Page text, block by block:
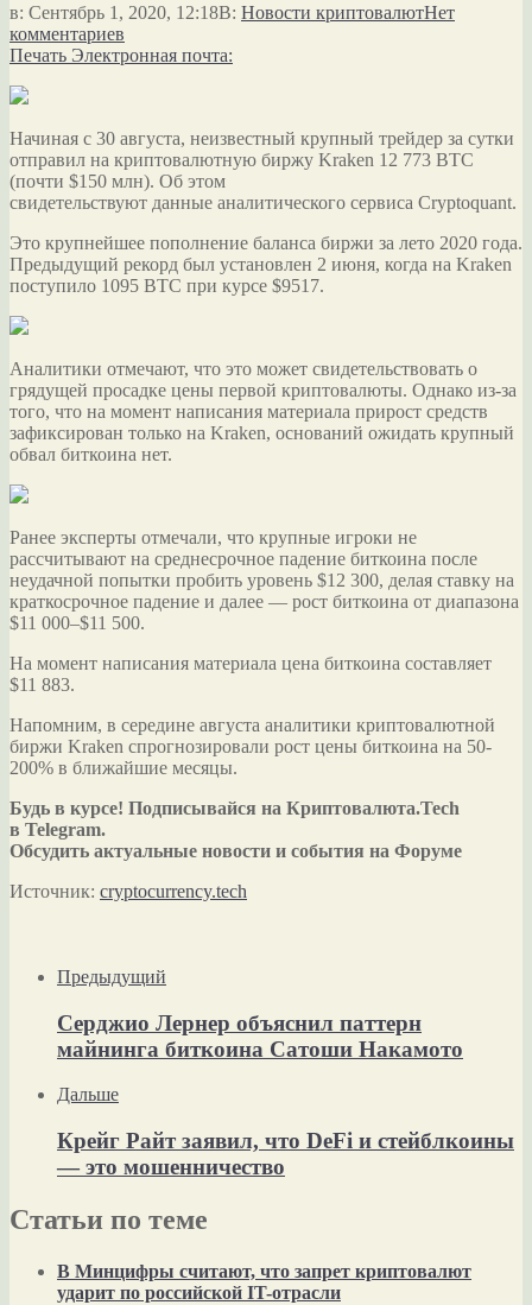
в: Сентябрь 1, 2020, 12:18В: Новости криптовалютНет
комментариев
Печать Электронная почта:
Начиная с 30 августа, неизвестный крупный трейдер за сутки
отправил на криптовалютную биржу Kraken 12 773 BTC
(почти $150 млн). Об этом
свидетельствуют данные аналитического сервиса Cryptoquant.
Это крупнейшее пополнение баланса биржи за лето 2020 года.
Предыдущий рекорд был установлен 2 июня, когда на Kraken
поступило 1095 BTC при курсе $9517.
Аналитики отмечают, что это может свидетельствовать о
грядущей просадке цены первой криптовалюты. Однако из-за
того, что на момент написания материала прирост средств
зафиксирован только на Kraken, оснований ожидать крупный
обвал биткоина нет.
Ранее эксперты отмечали, что крупные игроки не
рассчитывают на среднесрочное падение биткоина после
неудачной попытки пробить уровень $12 300, делая ставку на
краткосрочное падение и далее — рост биткоина от диапазона
$11 000–$11 500.
На момент написания материала цена биткоина составляет
$11 883.
Напомним, в середине августа аналитики криптовалютной
биржи Kraken спрогнозировали рост цены биткоина на 50-
200% в ближайшие месяцы.
Будь в курсе! Подписывайся на Криптовалюта.Tech
в Telegram.
Обсудить актуальные новости и события на Форуме
Источник: cryptocurrency.tech
Предыдущий
Серджио Лернер объяснил паттерн
майнинга биткоина Сатоши Накамото
Дальше
Крейг Райт заявил, что DeFi и стейблкоины
— это мошенничество
Статьи по теме
В Минцифры считают, что запрет криптовалют
ударит по российской IT-отрасли